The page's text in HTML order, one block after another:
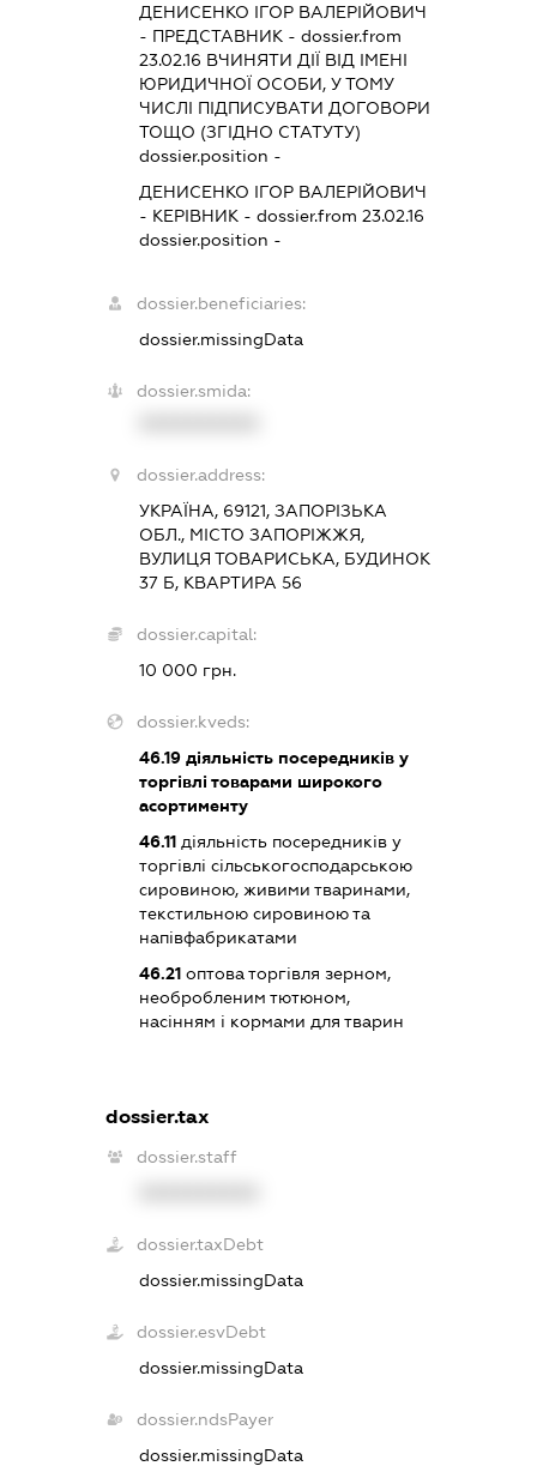
ДЕНИСЕНКО ІГОР ВАЛЕРІЙОВИЧ
- ПРЕДСТАВНИК - dossier.from
23.02.16 ВЧИНЯТИ ДІЇ ВІД ІМЕНІ
ЮРИДИЧНОЇ ОСОБИ, У ТОМУ
ЧИСЛІ ПІДПИСУВАТИ ДОГОВОРИ
ТОЩО (ЗГІДНО СТАТУТУ)
dossier.position -
ДЕНИСЕНКО ІГОР ВАЛЕРІЙОВИЧ
- КЕРІВНИК - dossier.from 23.02.16
dossier.position -
dossier.beneficiaries:
dossier.missingData
dossier.smida:
dossier.address:
УКРАЇНА, 69121, ЗАПОРІЗЬКА
ОБЛ., МІСТО ЗАПОРІЖЖЯ,
ВУЛИЦЯ ТОВАРИСЬКА, БУДИНОК
37 Б, КВАРТИРА 56
dossier.capital:
10 000 грн.
dossier.kveds:
46.19 діяльність посередників у
торгівлі товарами широкого
асортименту
46.11 діяльність посередників у
торгівлі сільськогосподарською
сировиною, живими тваринами,
текстильною сировиною та
напівфабрикатами
46.21 оптова торгівля зерном,
необробленим тютюном,
насінням і кормами для тварин
dossier.tax
dossier.staff
dossier.taxDebt
dossier.missingData
dossier.esvDebt
dossier.missingData
dossier.ndsPayer
dossier.missingData